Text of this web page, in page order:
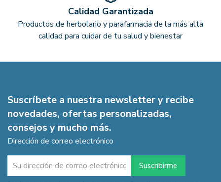
Calidad Garantizada
Productos de herbolario y parafarmacia de la más alta
calidad para cuidar de tu salud y bienestar
Suscríbete a nuestra newsletter y recibe
novedades, ofertas personalizadas,
consejos y mucho más.
Dirección de correo electrónico